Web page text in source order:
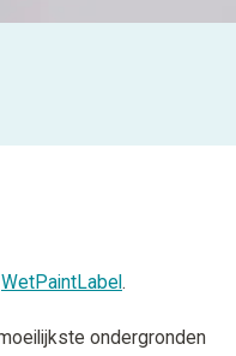
WetPaintLabel .
ondergronden